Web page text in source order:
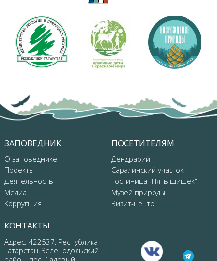
ЗАПОВЕДНИК
О заповеднике
Проекты
Деятельность
Медиа
Коррупция
ПОСЕТИТЕЛЯМ
Дендрарий
Саралинский участок
Гостиница "Пять шишек"
Музей природы
Визит-центр
КОНТАКТЫ
Адрес: 422537, Республика
Татарстан, Зеленодольский